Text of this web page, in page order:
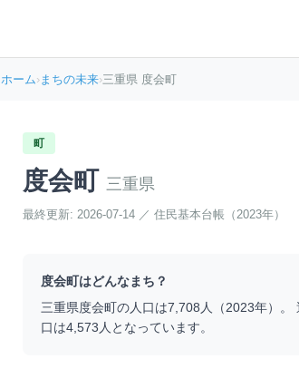
ホーム›まちの未来›三重県 度会町
町
度会町 三重県
最終更新: 2026-07-14 ／ 住民基本台帳（2023年）
度会町はどんなまち？
三重県度会町の人口は7,708 人（2023年）。
口は4,573 人となっています。